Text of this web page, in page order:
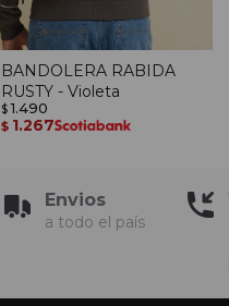
BANDOLERA RABIDA
RUSTY - Violeta
$ 1.490
$ 1.267
Envios
a todo el país